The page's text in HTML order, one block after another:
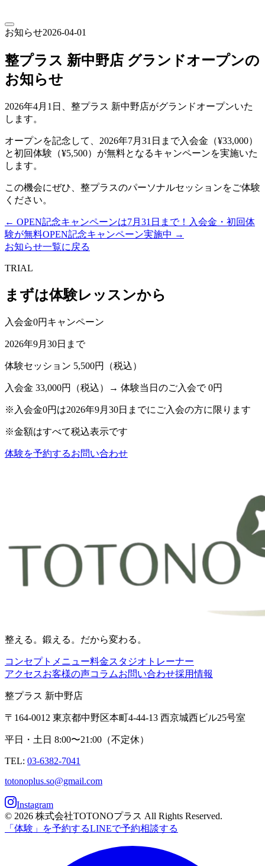
お知らせ2026-04-01
整プラス 新中野店 グランドオープンの
お知らせ
2026年4月1日、整プラス 新中野店がグランドオープンいた
します。
オープンを記念して、2026年7月31日まで入会金（¥33,000）
と初回体験（¥5,500）が無料となるキャンペーンを実施いた
します。
この機会にぜひ、整プラスのパーソナルセッションをご体験
ください。
← OPEN記念キャンペーンは7月31日まで！入会金・初回体
験が無料OPEN記念キャンペーン実施中 →
お知らせ一覧に戻る
TRIAL
まずは体験レッスンから
入会金0円キャンペーン
2026年9月30日 まで
体験セッション 5,500円（税込）
入会金 33,000円（税込）→ 体験当日のご入会で 0円
※入会金0円は2026年9月30日までにご入会の方に限ります
※金額はすべて税込表示です
体験を予約するお問い合わせ
整える。鍛える。だから変わる。
コンセプト メニュー料金スタジオ トレーナー
アクセスお客様の声コラムお問い合わせ採用情報
整プラス 新中野店
〒164-0012 東京都中野区本町4-44-13 西京城西ビル25号室
平日・土日 8:00〜21:00 （不定休）
TEL: 03-6382-7041
totonoplus.so@gmail.com
Instagram
© 2026 株式会社TOTONOプラス All Rights Reserved.
「体験」を予約するLINEで予約相談する